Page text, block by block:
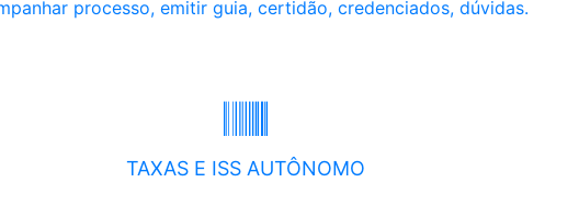
processo, emitir guia, certidão, credenciados, dúvidas.
TAXAS E ISS AUTÔNOMO